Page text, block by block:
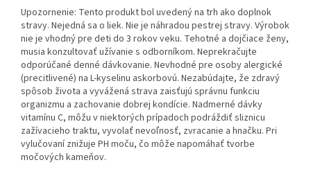
Upozornenie: Tento produkt bol uvedený na trh ako doplnok
stravy. Nejedná sa o liek. Nie je náhradou pestrej stravy. Výrobok
nie je vhodný pre deti do 3 rokov veku. Tehotné a dojčiace ženy,
musia konzultovať užívanie s odborníkom. Neprekračujte
odporúčané denné dávkovanie. Nevhodné pre osoby alergické
(precitlivené) na L-kyselinu askorbovú. Nezabúdajte, že zdravý
spôsob života a vyvážená strava zaisťujú správnu funkciu
organizmu a zachovanie dobrej kondície. Nadmerné dávky
vitamínu C, môžu v niektorých prípadoch podráždiť sliznicu
zažívacieho traktu, vyvolať nevoľnosť, zvracanie a hnačku. Pri
vylučovaní znižuje PH moču, čo môže napomáhať tvorbe
močových kameňov.